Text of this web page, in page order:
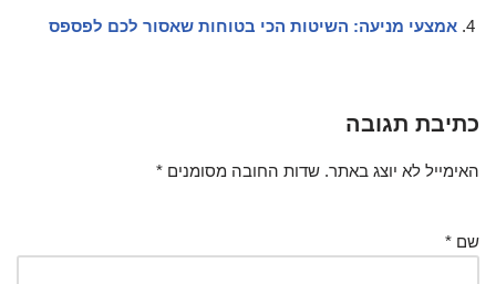
אמצעי מניעה: השיטות הכי בטוחות שאסור לכם לפספס
כתיבת תגובה
האימייל לא יוצג באתר. שדות החובה מסומנים *
שם *